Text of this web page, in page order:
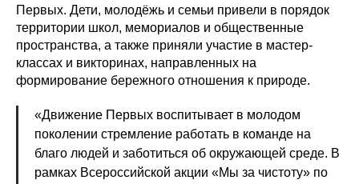
Первых. Дети, молодёжь и семьи привели в порядок
территории школ, мемориалов и общественные
пространства, а также приняли участие в мастер-
классах и викторинах, направленных на
формирование бережного отношения к природе.
«Движение Первых воспитывает в молодом
поколении стремление работать в команде на
благо людей и заботиться об окружающей среде. В
рамках Всероссийской акции «Мы за чистоту» по